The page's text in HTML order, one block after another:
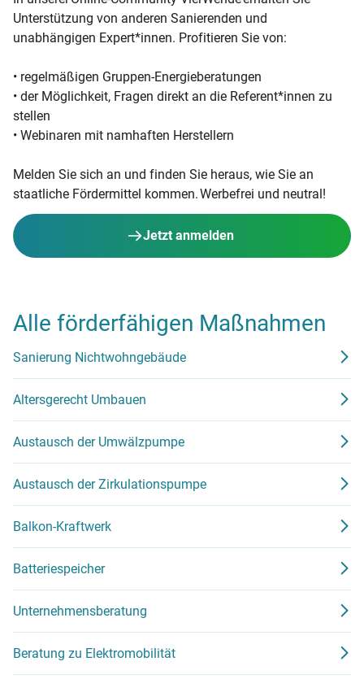
Unterstützung von anderen Sanierenden und
unabhängigen Expert*innen. Profitieren Sie von:
• regelmäßigen Gruppen-Energieberatungen
• der Möglichkeit, Fragen direkt an die Referent*innen zu
stellen
• Webinaren mit namhaften Herstellern
Melden Sie sich an und finden Sie heraus, wie Sie an
staatliche Fördermittel kommen. Werbefrei und neutral!
Jetzt anmelden
Alle förderfähigen Maßnahmen
Sanierung Nichtwohngebäude
Altersgerecht Umbauen
Austausch der Umwälzpumpe
Austausch der Zirkulationspumpe
Balkon-Kraftwerk
Batteriespeicher
Unternehmensberatung
Beratung zu Elektromobilität